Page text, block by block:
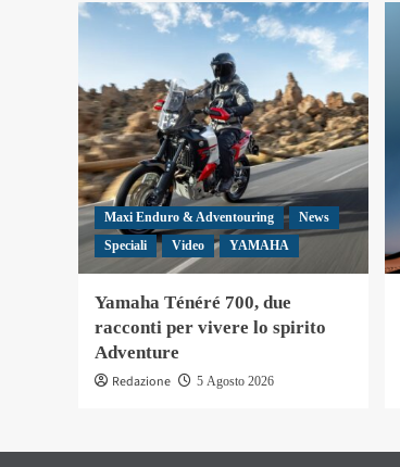
Maxi Enduro & Adventouring
News
Speciali
Video YAMAHA
Yamaha Ténéré 700, due
racconti per vivere lo spirito
Adventure
Redazione 5 Agosto 2026